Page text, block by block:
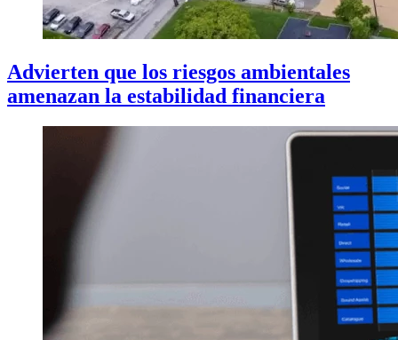
Advierten que los riesgos ambientales
amenazan la estabilidad financiera